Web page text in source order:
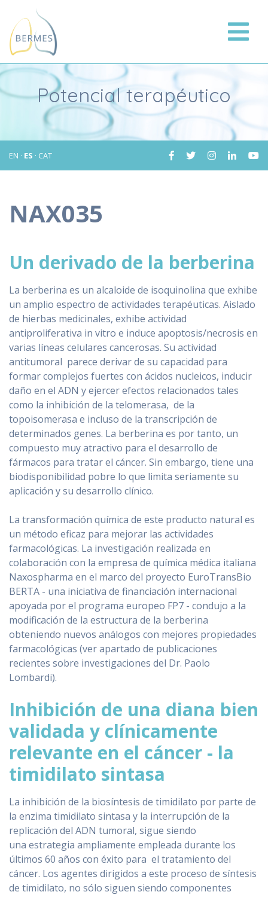
Potencial terapéutico
EN · ES · CAT
NAX035
Un derivado de la berberina
La berberina es un alcaloide de isoquinolina que exhibe
un amplio espectro de actividades terapéuticas. Aislado
de hierbas medicinales, exhibe actividad
antiproliferativa in vitro e induce apoptosis/necrosis en
varias líneas celulares cancerosas. Su actividad
antitumoral parece derivar de su capacidad para
formar complejos fuertes con ácidos nucleicos, inducir
daño en el ADN y ejercer efectos relacionados tales
como la inhibición de la telomerasa, de la
topoisomerasa e incluso de la transcripción de
determinados genes. La berberina es por tanto, un
compuesto muy atractivo para el desarrollo de
fármacos para tratar el cáncer. Sin embargo, tiene una
biodisponibilidad pobre lo que limita seriamente su
aplicación y su desarrollo clínico.
La transformación química de este producto natural es
un método eficaz para mejorar las actividades
farmacológicas. La investigación realizada en
colaboración con la empresa de química médica italiana
Naxospharma en el marco del proyecto EuroTransBio
BERTA - una iniciativa de financiación internacional
apoyada por el programa europeo FP7 - condujo a la
modificación de la estructura de la berberina
obteniendo nuevos análogos con mejores propiedades
farmacológicas (ver apartado de publicaciones
recientes sobre investigaciones del Dr. Paolo
Lombardi).
Inhibición de una diana bien
validada y clínicamente
relevante en el cáncer - la
timidilato sintasa
La inhibición de la biosíntesis de timidilato por parte de
la enzima timidilato sintasa y la interrupción de la
replicación del ADN tumoral, sigue siendo
una estrategia ampliamente empleada durante los
últimos 60 años con éxito para el tratamiento del
cáncer. Los agentes dirigidos a este proceso de síntesis
de timidilato, no sólo siguen siendo componentes